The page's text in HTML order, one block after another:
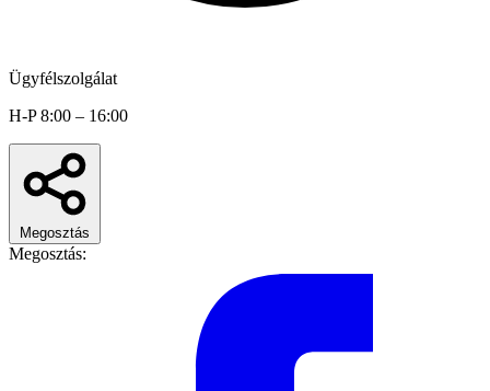
Ügyfélszolgálat
H-P 8:00 – 16:00
Megosztás
Megosztás: